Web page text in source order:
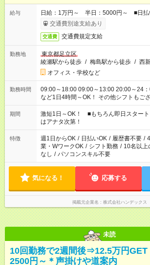
給与
日給：1万円～ 半日：5000円～ ■日払
交通費別途支給あり
交通費 交通費規定支給
勤務地
東京都足立区
綾瀬駅から徒歩 / 梅島駅から徒歩 / 西
オフィス・学校など
勤務時間
09:00～18:00 09:00～13:00 20:00～24
など1日4時間～OK！ その他シフトもございます！ お気軽にご
相談ください！
期間
激短1日～OK！ ■もちろん即日スター
はアナタ次第！
特徴 週1日からOK / 日払いOK / 履歴書不要 /
業・WワークOK / シフト勤務 / 10名以上
なし / パソコンスキル不要
気になる！ 応募する
掲載元企業名 株式会社ハンデックス
未読
10回勤務で2週間後⇒12.5万円GET
2500円～＊声掛けや道案内